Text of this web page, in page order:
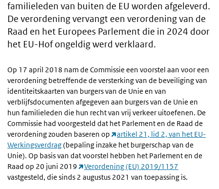
familieleden van buiten de EU worden afgeleverd.
De verordening vervangt een verordening van de
Raad en het Europees Parlement die in 2024 door
het EU-Hof ongeldig werd verklaard.
Op 17 april 2018 nam de Commissie een voorstel aan voor een
verordening betreffende de versterking van de beveiliging van
identiteitskaarten van burgers van de Unie en van
verblijfsdocumenten afgegeven aan burgers van de Unie en
hun familieleden die hun recht van vrij verkeer uitoefenen. De
Commissie had voorgesteld dat het Parlement en de Raad de
verordening zouden baseren op
artikel 21, lid 2, van het EU-
Werkingsverdrag(bepaling inzake het burgerschap van de
Unie). Op basis van dat voorstel hebben het Parlement en de
Raad op 20 juni 2019
Verordening (EU) 2019/1157
vastgesteld, die sinds 2 augustus 2021 van toepassing is.